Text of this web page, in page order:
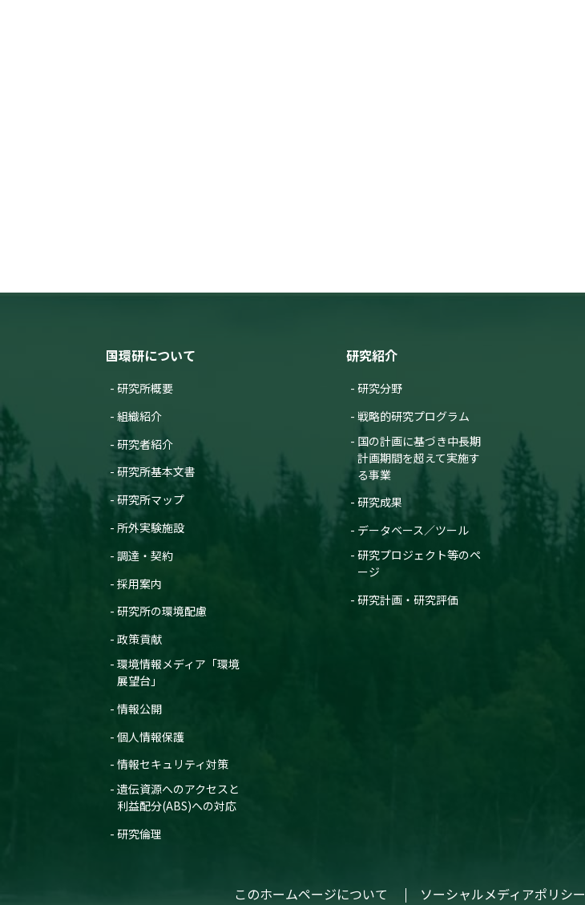
国環研について
研究所概要
組織紹介
研究者紹介
研究所基本文書
研究所マップ
所外実験施設
調達・契約
採用案内
研究所の環境配慮
政策貢献
環境情報メディア「環境
展望台」
情報公開
個人情報保護
情報セキュリティ対策
遺伝資源へのアクセスと
利益配分(ABS)への対応
研究倫理
研究紹介
研究分野
戦略的研究プログラム
国の計画に基づき中長期
計画期間を超えて実施す
る事業
研究成果
データベース／ツール
研究プロジェクト等のペ
ージ
研究計画・研究評価
このホームページについて ソーシャルメディアポリシー